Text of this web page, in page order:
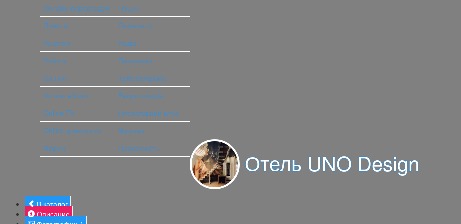
Онлайн перекладач
Пошук
Пріколи
Реферати
Рецепти
Радіо
Робота
Панорами
Сонник
Телепрограма
Фотоальбоми
Енциклопедія
Online TV
Літературний клуб
Online трансляція
Журнал
Форум
Нерухомість
Отель UNO Design
В каталог
Описание